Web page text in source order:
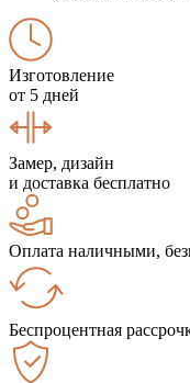
Изготовление
от 5 дней
Замер, дизайн
и доставка бесплатно
Оплата наличными,
Беспроцентная